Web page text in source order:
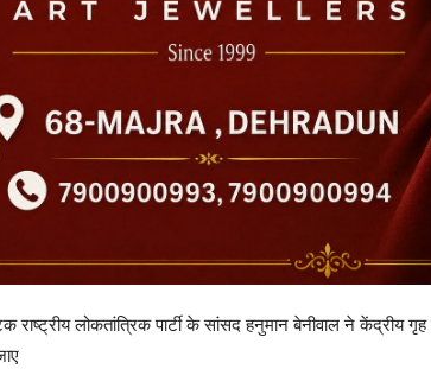
राष्ट्रीय लोकतांत्रिक पार्टी के सांसद हनुमान बेनीवाल ने केंद्रीय